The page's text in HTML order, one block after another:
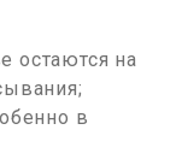
остаются на
в